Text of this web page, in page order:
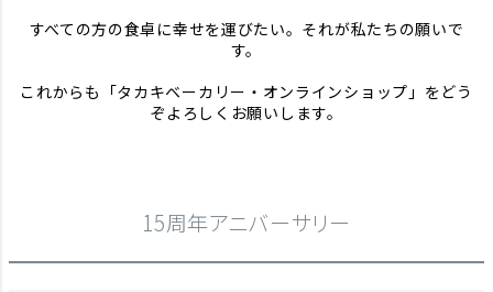
すべての方の食卓に幸せを運びたい。それが私たちの願いで
す。
これからも「タカキベーカリー・オンラインショップ」をどう
ぞよろしくお願いします。
15周年アニバーサリー